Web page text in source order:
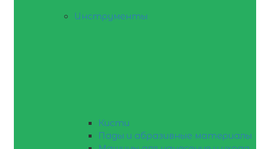
Инструменты
Кисти
Пады и абразивные материалы